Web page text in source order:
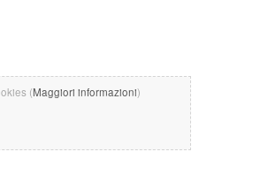
(Maggiori informazioni)